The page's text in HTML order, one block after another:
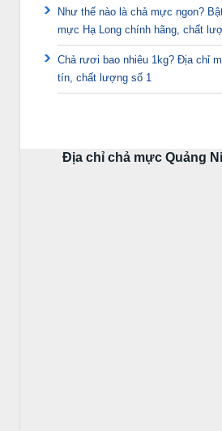
Như thế nào là chả mực ngon?
mực Hạ Long chính hãng, chất
Chả rươi bao nhiêu 1kg? Địa chỉ
tín, chất lượng số 1
Địa chỉ chả mực Quảng